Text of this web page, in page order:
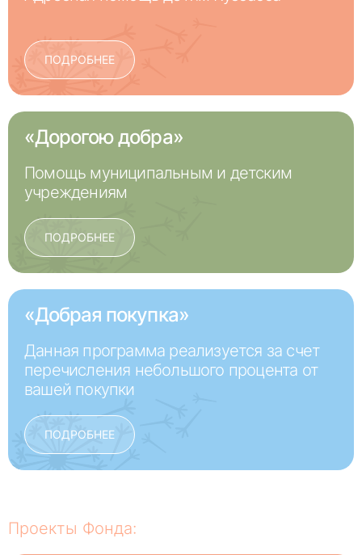
ПОДРОБНЕЕ
«Дорогою добра»
Помощь муниципальным и детским
учреждениям
ПОДРОБНЕЕ
«Добрая покупка»
Данная программа реализуется за счет
перечисления небольшого процента от
вашей покупки
ПОДРОБНЕЕ
Проекты Фонда: